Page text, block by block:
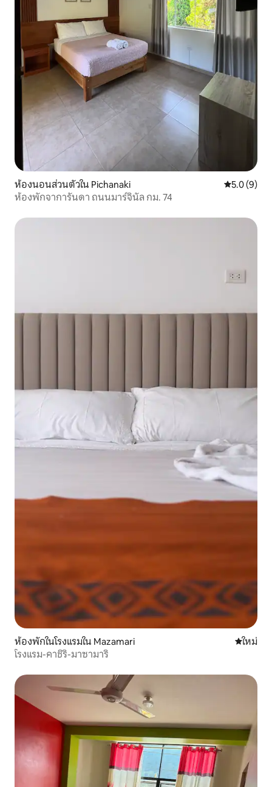
ห้องนอนส่วนตัวใน Pichanaki คะแนนเฉลี่
5.0 (9)
ห้องพักจาการันดา ถนนมาร์จินัล กม. 74
ห้องพักในโรงแรมใน Mazamari ที่พักใหม่
ใหม่
โรงแรม-คาชิริ-มาซามาริ